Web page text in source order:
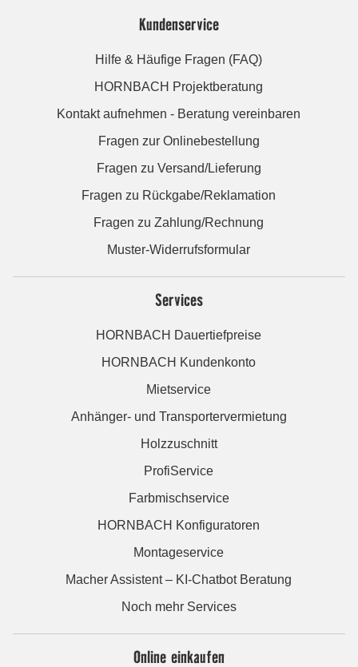
Kundenservice
Hilfe & Häufige Fragen (FAQ)
HORNBACH Projektberatung
Kontakt aufnehmen - Beratung vereinbaren
Fragen zur Onlinebestellung
Fragen zu Versand/Lieferung
Fragen zu Rückgabe/Reklamation
Fragen zu Zahlung/Rechnung
Muster-Widerrufsformular
Services
HORNBACH Dauertiefpreise
HORNBACH Kundenkonto
Mietservice
Anhänger- und Transportervermietung
Holzzuschnitt
ProfiService
Farbmischservice
HORNBACH Konfiguratoren
Montageservice
Macher Assistent – KI-Chatbot Beratung
Noch mehr Services
Online einkaufen